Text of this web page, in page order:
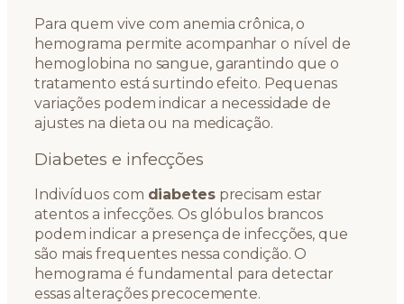
Para quem vive com anemia crônica, o
hemograma permite acompanhar o nível de
hemoglobina no sangue, garantindo que o
tratamento está surtindo efeito. Pequenas
variações podem indicar a necessidade de
ajustes na dieta ou na medicação.
Diabetes e infecções
Indivíduos com diabetesprecisam estar
atentos a infecções. Os glóbulos brancos
podem indicar a presença de infecções, que
são mais frequentes nessa condição. O
hemograma é fundamental para detectar
essas alterações precocemente.